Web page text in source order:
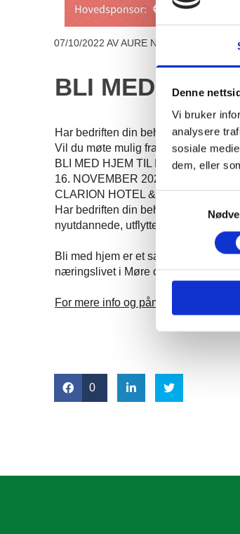
Denne
Vi bruker
analysere
sosiale
dem, eller
Samtykkevalg
07/10/2022 AV AURE NÆRINGSFORUM
BLI MED HJEM
Har bedriften din behov for ny
Vil du møte mulig framtidig ansatte?
BLI MED HJEM TIL MØRE OG
16. NOVEMBER 2022
CLARION HOTEL & CONGRESS
Har bedriften din behov for ny
nyutdannede, utflyttere og andre
Bli med hjem er et samarbeid
næringslivet i Møre og Romsdal går
For mere info og påmelding
0